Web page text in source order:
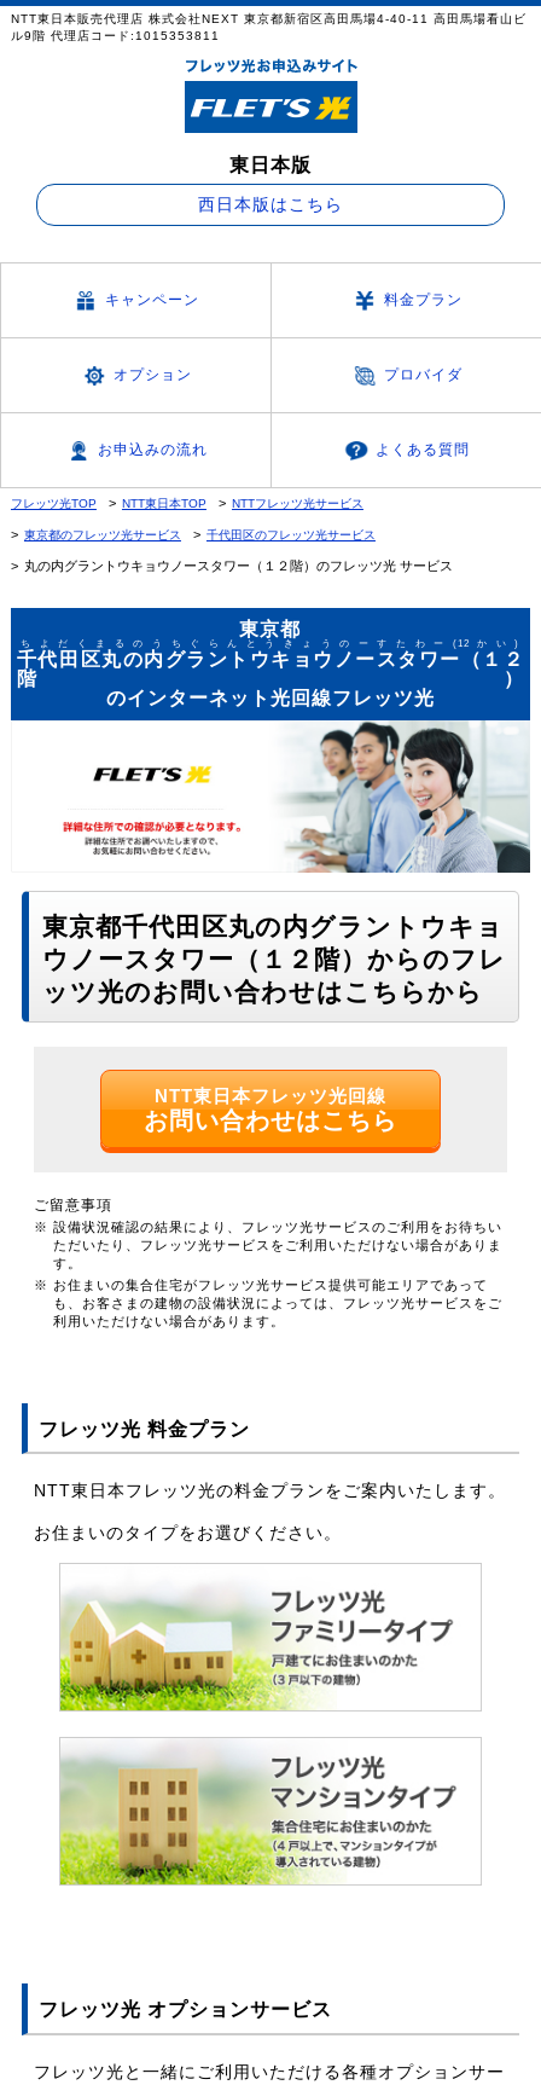
NTT東日本販売代理店 株式会社NEXT 東京都新宿区高田馬場4-40-11 高田馬場看山ビ
ル9階 代理店コード:1015353811
東日本版
西日本版はこちら
キャンペーン 料金プラン
オプション プロバイダ
お申込みの流れ よくある質問
フレッツ光TOP NTT東日本TOP NTTフレッツ光サービス
東京都のフレッツ光サービス 千代田区のフレッツ光サービス
丸の内グラントウキョウノースタワー（１２階）のフレッツ光 サービス
東京都
千代田区丸の内グラントウキョウノースタワー（１２
階）
ちよだくまるのうちぐらんとうきょうのーすたわー(12かい)
のインターネット光回線フレッツ光
東京都千代田区丸の内グラントウキョ
ウノースタワー（１２階）からのフレ
ッツ光のお問い合わせはこちらから
NTT東日本フレッツ光回線
お問い合わせはこちら
ご留意事項
※ 設備状況確認の結果により、フレッツ光サービスのご利用をお待ちい
ただいたり、フレッツ光サービスをご利用いただけない場合がありま
す。
※ お住まいの集合住宅がフレッツ光サービス提供可能エリアであって
も、お客さまの建物の設備状況によっては、フレッツ光サービスをご
利用いただけない場合があります。
フレッツ光 料金プラン
NTT東日本フレッツ光の料金プランをご案内いたします。
お住まいのタイプをお選びください。
フレッツ光 オプションサービス
フレッツ光と一緒にご利用いただける各種オプションサー